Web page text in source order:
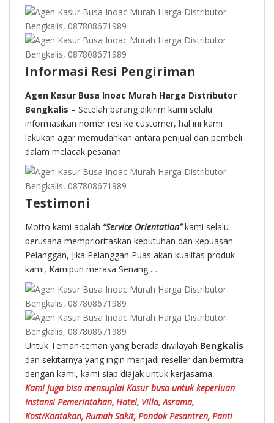
Informasi Resi Pengiriman
Agen Kasur Busa Inoac Murah Harga Distributor
Bengkalis – Setelah barang dikirim kami selalu
informasikan nomer resi ke customer, hal ini kami
lakukan agar memudahkan antara penjual dan pembeli
dalam melacak pesanan
Testimoni
Motto kami adalah “Service Orientation”kami selalu
berusaha memprioritaskan kebutuhan dan kepuasan
Pelanggan, Jika Pelanggan Puas akan kualitas produk
kami, Kamipun merasa Senang …
Untuk Teman-teman yang berada diwilayah Bengkalis
dan sekitarnya yang ingin menjadi reseller dan bermitra
dengan kami, kami siap diajak untuk kerjasama,
Kami juga bisa mensuplai Kasur busa untuk keperluan
Instansi Pemerintahan, Hotel, Villa, Asrama,
Kost/Kontakan, Rumah Sakit, Pondok Pesantren, Panti